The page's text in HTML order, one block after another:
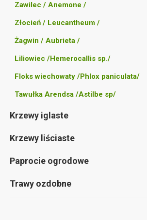
Zawilec / Anemone /
Złocień / Leucantheum /
Żagwin / Aubrieta /
Liliowiec /Hemerocallis sp./
Floks wiechowaty /Phlox paniculata/
Tawułka Arendsa /Astilbe sp/
Krzewy iglaste
Krzewy liściaste
Paprocie ogrodowe
Trawy ozdobne